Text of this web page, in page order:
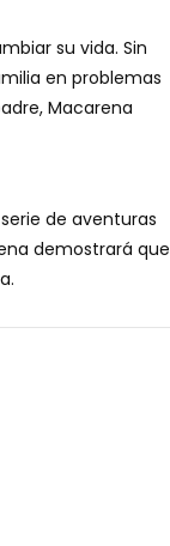
su vida. Sin
en problemas
Macarena
de aventuras
demostrará que